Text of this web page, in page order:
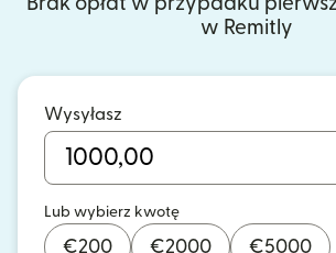
w Remitly
Wysyłasz
Lub wybierz kwotę
€200 €2000 €5000